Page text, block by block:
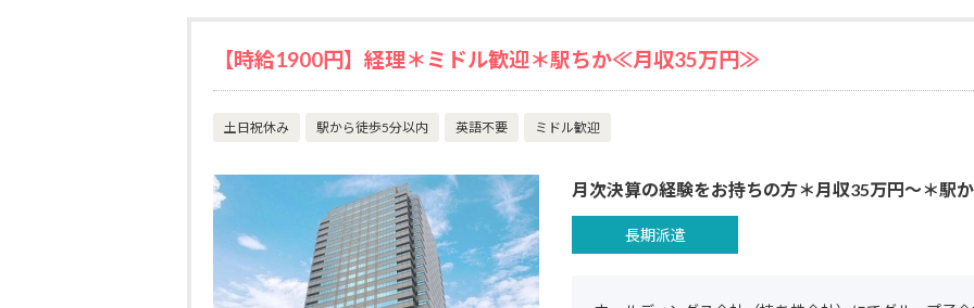
【時給1900円】経理＊ミドル歓迎＊駅ちか≪月収35万円≫
土日祝休み 駅から徒歩5分以内 英語不要 ミドル歓迎
月次決算の経験をお持ちの方＊月収35万円～＊駅
長期派遣